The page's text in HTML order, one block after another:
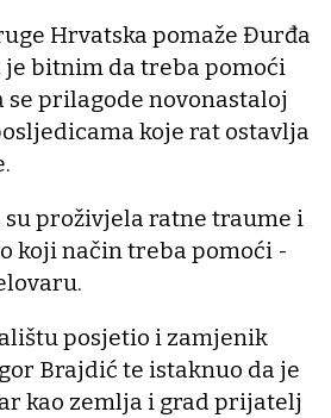
Hrvatska pomaže Đurđa
bitnim da treba pomoći
prilagode novonastaloj
koje rat ostavlja
su proživjela ratne traume i
koji način treba pomoći -
posjetio i zamjenik
Brajdić te istaknuo da je
kao zemlja i grad prijatelj